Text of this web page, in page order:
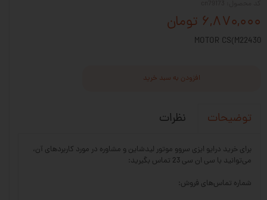
۶,۸۷۰,۰۰۰ تومان
MOTOR CS(M22430
افزودن به سبد خرید
توضیحات نظرات
برای خرید درایو ایزی سروو موتور لیدشاین و مشاوره در مورد کاربردهای آن،
می‌توانید با سی ان سی 23 تماس بگیرید:
شماره تماس‌های فروش: